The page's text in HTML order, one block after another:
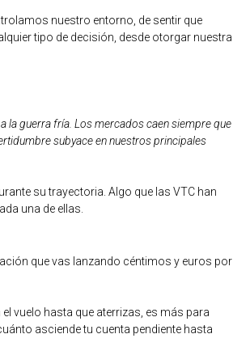
nuestro entorno, de sentir que
tipo de decisión, desde otorgar nuestra
la guerra fría. Los mercados caen siempre que
subyace en nuestros principales
su trayectoria. Algo que las VTC han
una de ellas.
que vas lanzando céntimos y euros por
vuelo hasta que aterrizas, es más para
asciende tu cuenta pendiente hasta